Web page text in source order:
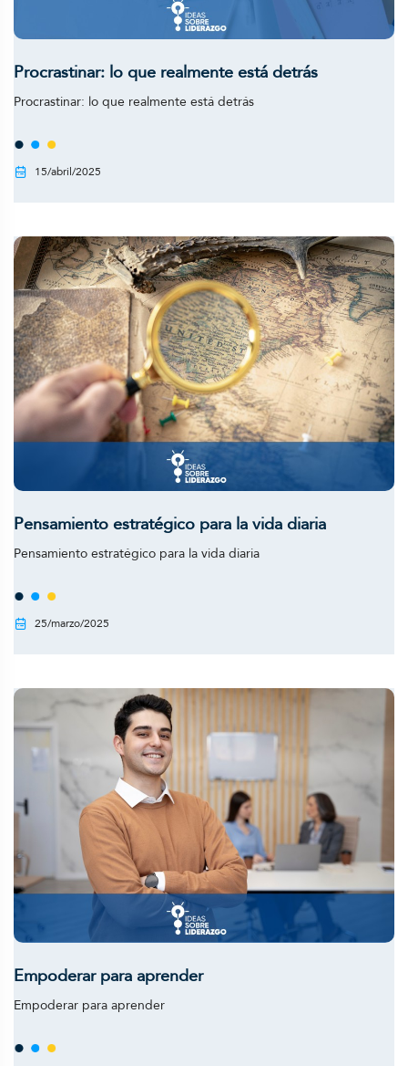
Procrastinar: lo que realmente está detrás
Procrastinar: lo que realmente está detrás
15/abril/2025
Pensamiento estratégico para la vida diaria
Pensamiento estratégico para la vida diaria
25/marzo/2025
Empoderar para aprender
Empoderar para aprender